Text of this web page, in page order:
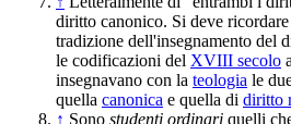
diritto canonico. Si deve
tradizione dell'insegnamento del
le codificazioni del XVIII secolo
insegnavano con la teologia le
quella canonica e quella di diritto
↑ Sono studenti ordinari quelli